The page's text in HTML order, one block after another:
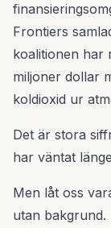
Frontiers
koalitionen har
miljoner dollar
koldioxid ur
Det är stora
har väntat
Men låt oss
utan bakgrund.